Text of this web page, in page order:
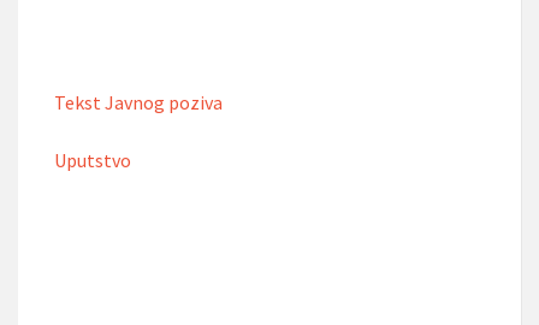
Tekst Javnog poziva
Uputstvo